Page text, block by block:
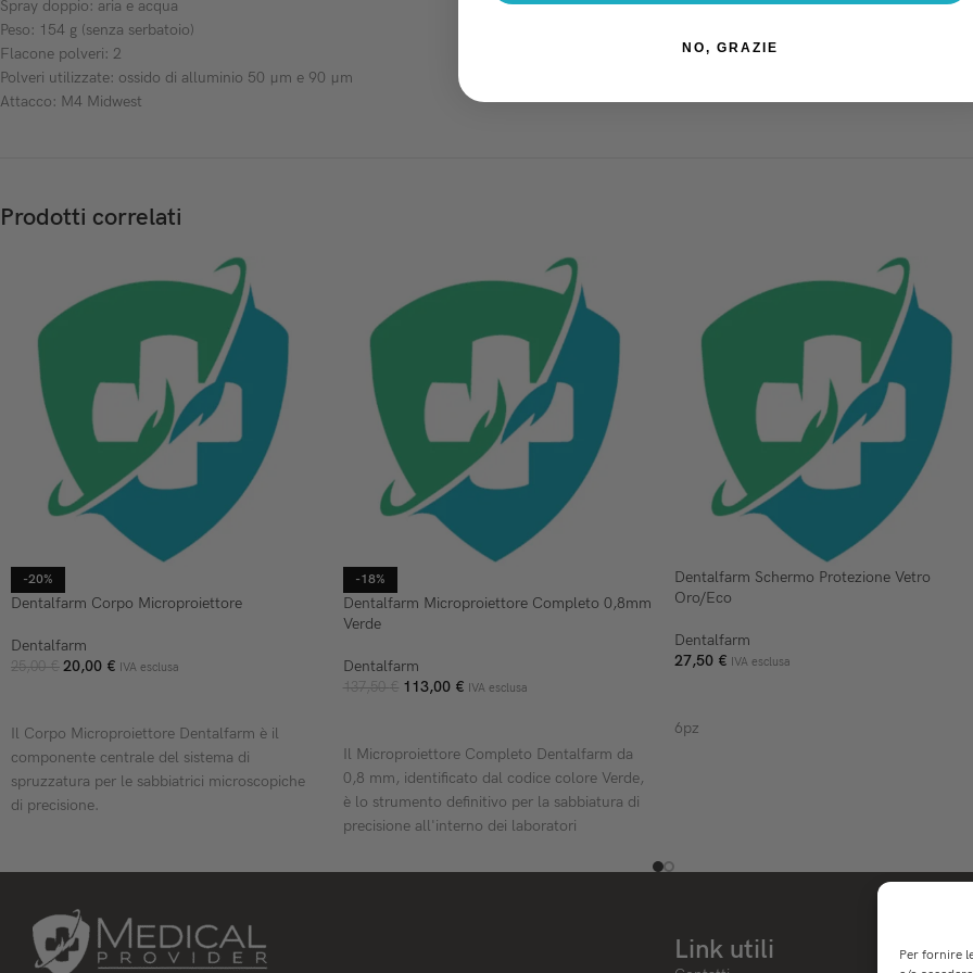
Per fornire
Spray doppio: aria e acqua
Peso: 154 g (senza serbatoio)
Flacone polveri: 2
Polveri utilizzate: ossido di alluminio 50 µm e 90 µm
Attacco: M4 Midwest
Prodotti correlati
-20%
Dentalfarm Corpo Microproiettore
Dentalfarm
25,00€ 20,00 € IVA esclusa
Il Corpo Microproiettore Dentalfarm è il
componente centrale del sistema di
spruzzatura per le sabbiatrici microscopiche
di precisione.
e un taglio netto, essenziali per la rifinitura di
ceramiche, metalli e scheletrati.
-18%
Dentalfarm Microproiettore Completo 0,8mm
Verde
Dentalfarm
137,50€ 113,00 € IVA esclusa
Il Microproiettore Completo Dentalfarm da
0,8 mm, identificato dal codice colore Verde,
è lo strumento definitivo per la sabbiatura di
precisione all'interno dei laboratori
Dentalfarm Schermo Protezione Vetro
Oro/Eco
Dentalfarm
27,50 € IVA esclusa
6pz
Link utili
NO, GRAZIE